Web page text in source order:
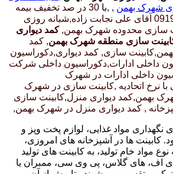
شهرک بهمن , ,با
30 در صد تخفیف بیمه
رایگان,آقای 09197793176 آقای علی نجابت زاده,شبانه روزی
سازی محدوده شهرک بهمن,کمد دیواری
سازی منطقه شهرک بهمن, کمد
سازی, کمد دیواری,دکوراسیون
داخلی ادارات,دکوراسیون داخلی شرکت
داخلی ادارات در شهرک
نرخ اتحادیه ,کابینت سازی در شهرک
بهمن,کمد دیواری منزل,کابینت سازی
, کمد دیواری منزل در شهرک بهمن,
نگهداری مواد غذایی، لوازم پخت وپز و
ها در آشپزخانه های امروزی،
مواد خام تولید، به کابینت های تولید
اف، های گلاس، پی وی سی، ممبران یا